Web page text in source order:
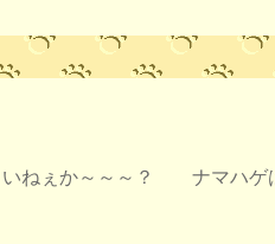
いねぇか～～～？ ナマハゲ